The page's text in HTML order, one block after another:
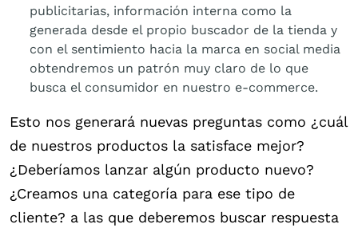
publicitarias, información interna como la
generada desde el propio buscador de la tienda y
con el sentimiento hacia la marca en social media
obtendremos un patrón muy claro de lo que
busca el consumidor en nuestro e-commerce.
Esto nos generará nuevas preguntas como ¿cuál
de nuestros productos la satisface mejor?
¿Deberíamos lanzar algún producto nuevo?
¿Creamos una categoría para ese tipo de
cliente? a las que deberemos buscar respuesta